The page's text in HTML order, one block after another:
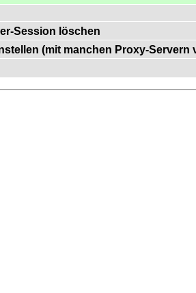
Session löschen
(mit manchen Proxy-Servern